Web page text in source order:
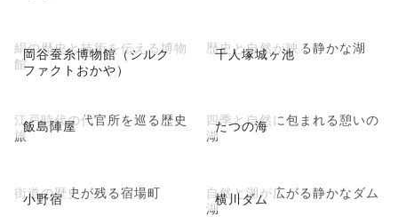
岡谷蚕糸博物館（シルク
ファクトおかや）
絹の歴史と技術を伝える博物
館
千人塚城ヶ池
歴史と自然が映る静かな湖
飯島陣屋
江戸時代の代官所を巡る歴史
旅
たつの海
四季と自然に包まれる憩いの
湖
小野宿
街道の歴史が残る宿場町 横川ダム
自然と湖が広がる静かなダム
湖